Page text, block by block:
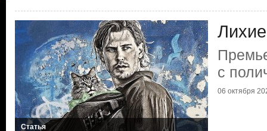
Статья
с
06 октября